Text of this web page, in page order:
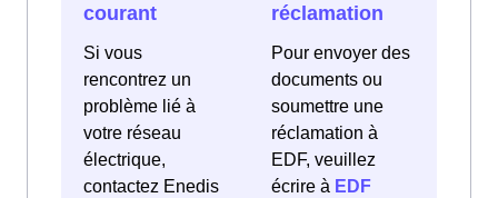
courant
Si vous
rencontrez un
problème lié à
votre réseau
électrique,
contactez Enedis
réclamation
Pour envoyer des
documents ou
soumettre une
réclamation à
EDF, veuillez
écrire à EDF